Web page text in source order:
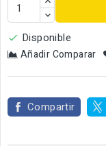
 Disponible
Añadir Comparar
Compartir